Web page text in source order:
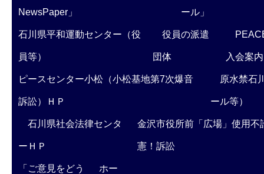
NewsPaper」 ール」
石川県平和運動センター（役
員等）
役員の派遣
団体 入会案内
ピースセンター小松（小松基地第7次爆音
訴訟）ＨＰ
原水禁石
ール等）
石川県社会法律センタ
ーＨＰ
金沢市役所前「広場」使用不
憲！訴訟
「ご意見をどう ホー